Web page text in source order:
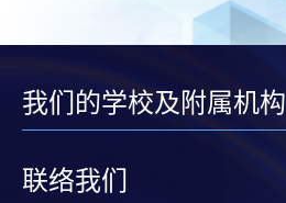
我们的学校及附属机构
联络我们